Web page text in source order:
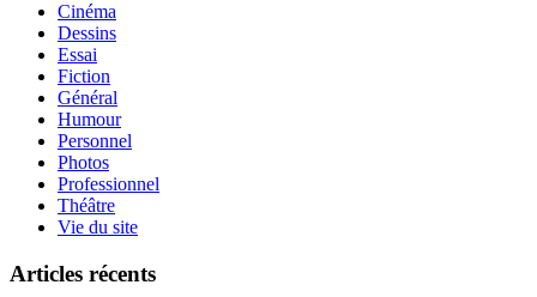
Cinéma
Dessins
Essai
Fiction
Général
Humour
Personnel
Photos
Professionnel
Théâtre
Vie du site
Articles récents